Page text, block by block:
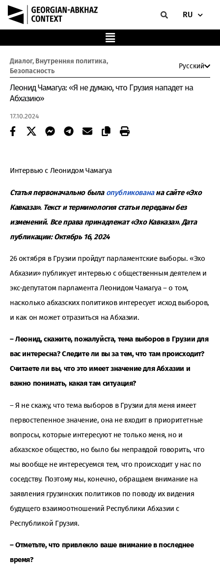
RU
Диалог, Внутренняя политика,
Безопасность
Русский
Леонид Чамагуа: «Я не думаю, что Грузия нападет на
Абхазию»
17.10.2024
Интервью с Леонидом Чамагуа
Статья первоначально была опубликованана сайте «Эхо
Кавказа». Текст и терминология статьи переданы без
изменений. Все права принадлежат «Эхо Кавказа». Дата
публикации: Октябрь 16, 2024
26 октября в Грузии пройдут парламентские выборы. «Эхо
Абхазии» публикует интервью с общественным деятелем и
экс-депутатом парламента Леонидом Чамагуа – о том,
насколько абхазских политиков интересует исход выборов,
и как он может отразиться на Абхазии.
– Леонид, скажите, пожалуйста, тема выборов в Грузии для
вас интересна? Следите ли вы за тем, что там происходит?
Считаете ли вы, что это имеет значение для Абхазии и
важно понимать, какая там ситуация?
– Я не скажу, что тема выборов в Грузии для меня имеет
первостепенное значение, она не входит в приоритетные
вопросы, которые интересуют не только меня, но и
абхазское общество, но было бы неправдой говорить, что
мы вообще не интересуемся тем, что происходит у нас по
соседству. Поэтому мы, конечно, обращаем внимание на
заявления грузинских политиков по поводу их видения
будущего взаимоотношений Республики Абхазии с
Республикой Грузия.
– Отметьте, что привлекло ваше внимание в последнее
время?